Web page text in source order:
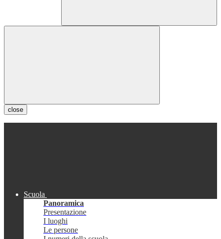
close
Scuola
Panoramica
Presentazione
I luoghi
Le persone